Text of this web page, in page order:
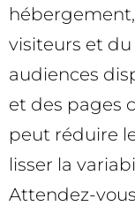
visiteurs et du
audiences
et des pages
peut réduire
lisser la
Attendez-